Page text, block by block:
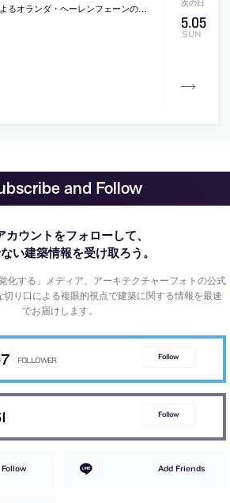
5.05
SUN
ランダ・ヘーレンフェーンの住宅の写真
and Follow
カウントをフォローして、
い建築情報を受け取ろう。
化する」メディア、アーキテクチャーフォトの公式
切り口による複眼的視点で建築に関する情報を最速
でお届けします。
Follow
Follow
Follow Add Friends